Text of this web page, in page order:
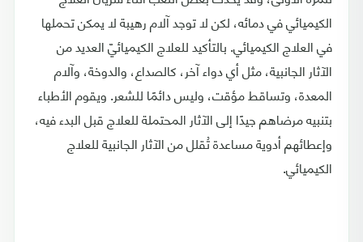
الكيميائي في دمائه، لكن لا توجد آلام رهيبة لا يمكن تحملها
في العلاج الكيميائي. بالتأكيد للعلاج الكيميائيّ العديد من
الآثار الجانبية، مثل أي دواء آخر، كالصداع، والدوخة، وآلام
المعدة، وتساقط مؤقت، وليس دائمًا للشعر. ويقوم الأطباء
بتنبيه مرضاهم جيدًا إلى الآثار المحتملة للعلاج قبل البدء فيه،
وإعطائهم أدوية مساعدة تُقلل من الآثار الجانبية للعلاج
الكيميائي.